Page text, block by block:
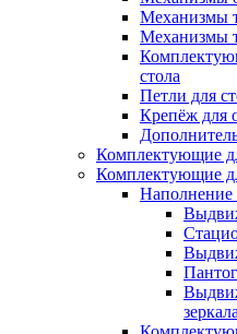
Механизмы
Механизмы
стола
Петли для
Крепёж для
Комплектующие
Комплектующие
зеркала